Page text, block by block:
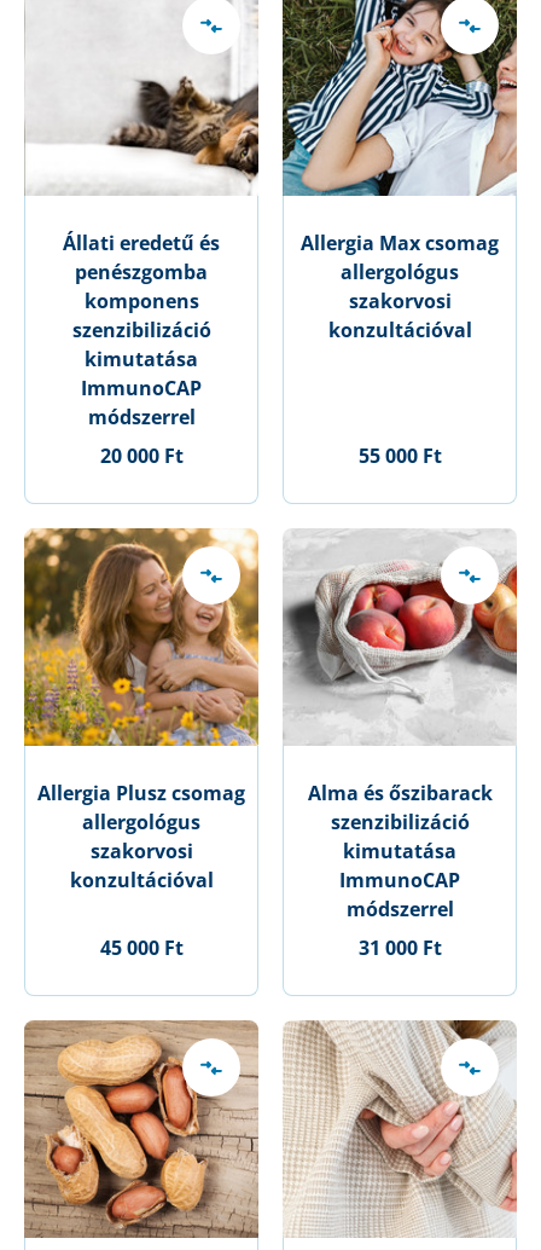
Állati eredetű és
penészgomba
komponens
szenzibilizáció
kimutatása
ImmunoCAP
módszerrel
20 000 Ft
Allergia Max csomag
allergológus
szakorvosi
konzultációval
55 000 Ft
Allergia Plusz csomag
allergológus
szakorvosi
konzultációval
45 000 Ft
Alma és őszibarack
szenzibilizáció
kimutatása
ImmunoCAP
módszerrel
31 000 Ft